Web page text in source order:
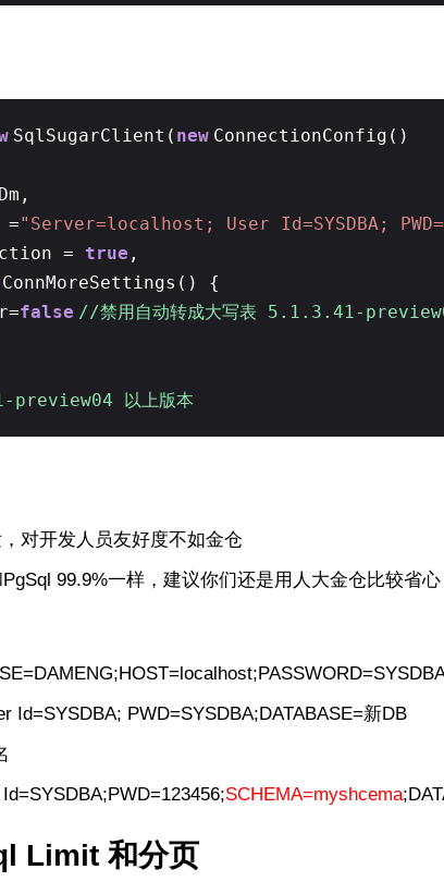
SqlSugarClient( new ConnectionConfig()
="Server=localhost; User Id=SYSDBA;
= true ,
ConnMoreSettings() {
false //禁用自动转成大写表 5.1.3.41-
以上版本
对开发人员友好度不如金仓
99.9%一样，建议你们还是用人大金仓比较省心
Id=SYSDBA; PWD=SYSDBA;DATABASE=新DB
SCHEMA=myshcema
Limit 和分页